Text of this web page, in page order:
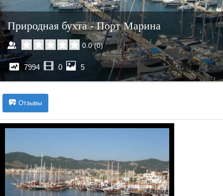
Природная бухта - Порт Марина
0.0(0)
7994 0 5
Отзывы